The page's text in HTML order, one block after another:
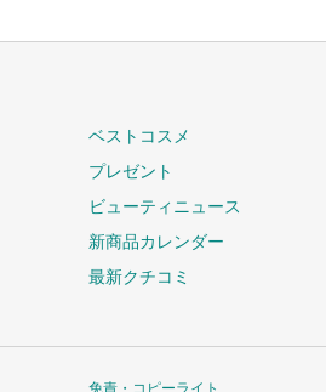
ベストコスメ
プレゼント
ビューティニュース
新商品カレンダー
最新クチコミ
免責・コピーライト